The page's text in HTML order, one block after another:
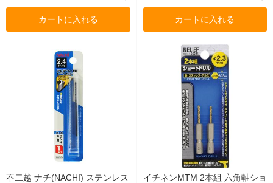
カートに入れる カートに入れる
不二越 ナチ(NACHI) ステンレス
イチネンMTM 2本組 六角軸ショ